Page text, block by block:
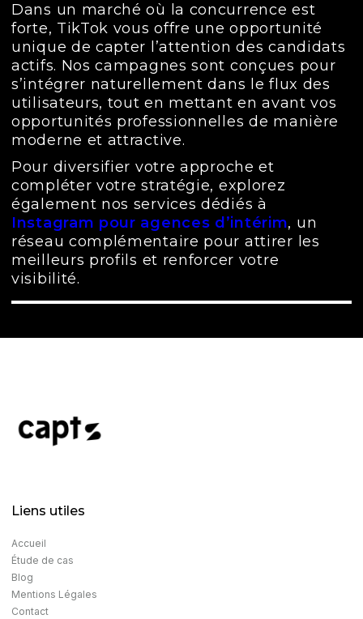
Dans un marché où la concurrence est
forte, TikTok vous offre une opportunité
unique de capter l’attention des candidats
actifs. Nos campagnes sont conçues pour
s’intégrer naturellement dans le flux des
utilisateurs, tout en mettant en avant vos
opportunités professionnelles de manière
moderne et attractive.
Pour diversifier votre approche et
compléter votre stratégie, explorez
également nos services dédiés à
Instagram pour agences d’intérim, un
réseau complémentaire pour attirer les
meilleurs profils et renforcer votre
visibilité.
Liens utiles
Accueil
Étude de cas
Blog
Mentions Légales
Contact